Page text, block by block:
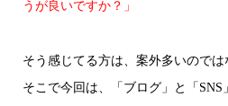
うが良いですか？」
そう感じてる方は、案外多いのでは
そこで今回は、「ブログ」と「